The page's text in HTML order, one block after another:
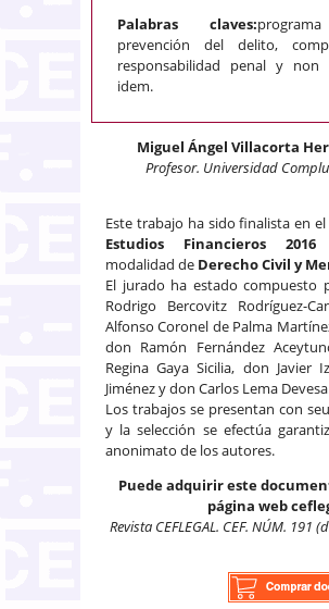
Palabras claves:
prevención del delito,
responsabilidad penal y non
idem.
Miguel Ángel Villacorta
Profesor. Universidad
Este trabajo ha sido finalista en el
Estudios Financieros 2016
modalidad de Derecho Civil y
El jurado ha estado compuesto
Rodrigo Bercovitz Rodríguez-
Alfonso Coronel de Palma
don Ramón Fernández
Regina Gaya Sicilia, don Javier
Jiménez y don Carlos Lema
Los trabajos se presentan con
y la selección se efectúa
anonimato de los autores.
Puede adquirir este
página web
Revista CEFLEGAL. CEF. NÚM. 191